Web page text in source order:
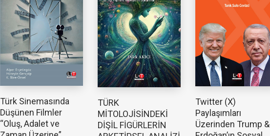
Türk Sinemasında
Düşünen Filmler
“Oluş, Adalet ve
TÜRK
MİTOLOJİSİNDEKİ
DİŞİL FİGÜRLERİN
Twitter (X)
Paylaşımları
Üzerinden Trump &